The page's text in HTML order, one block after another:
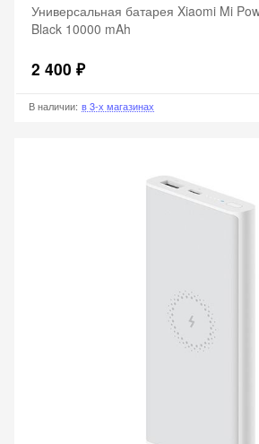
Универсальная батарея Xiaomi Mi
Black 10000 mAh
2 400 ₽
В наличии: в 3-х магазинах